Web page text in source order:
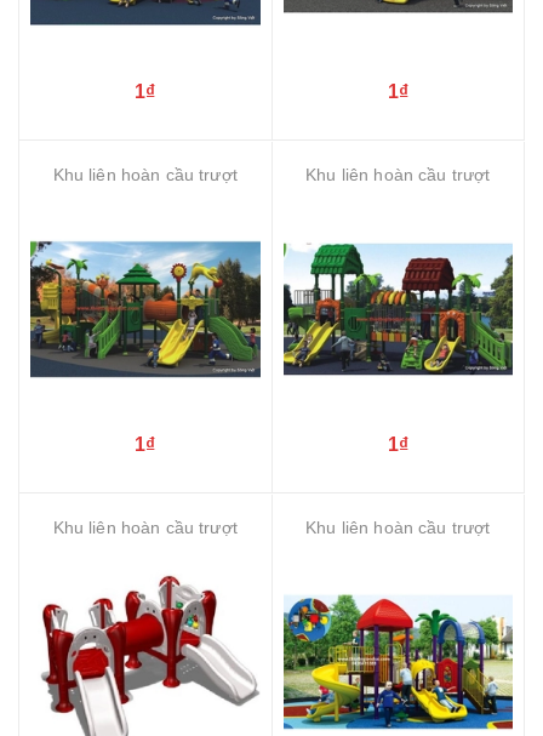
1₫ 1₫
Khu liên hoàn cầu trượt
1₫
Khu liên hoàn cầu trượt
1₫
Khu liên hoàn cầu trượt Khu liên hoàn cầu trượt